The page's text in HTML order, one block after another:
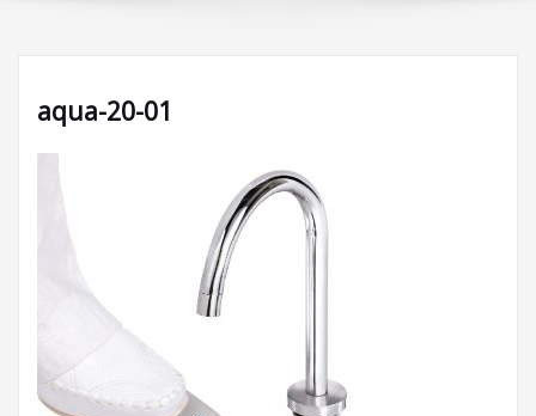
aqua-20-01